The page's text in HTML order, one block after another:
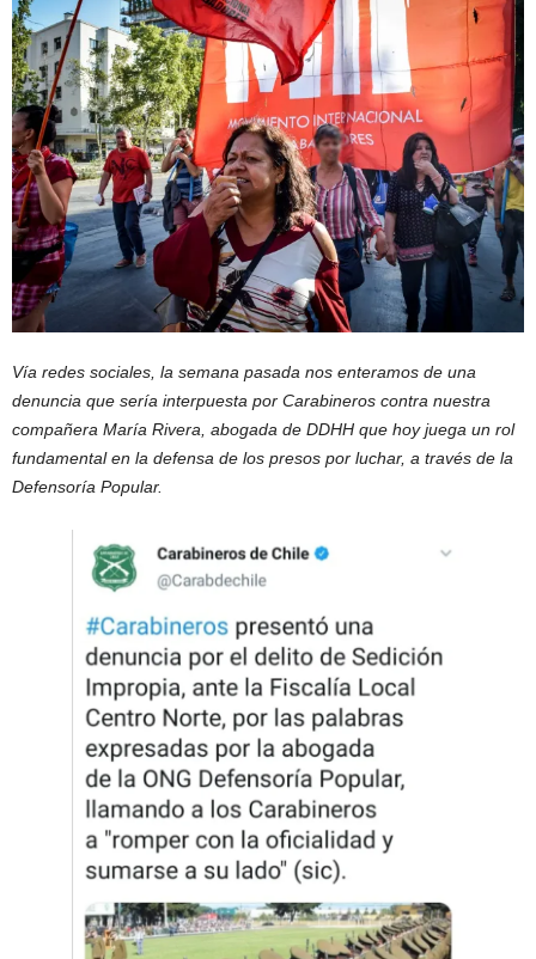
Vía redes sociales, la semana pasada nos enteramos de una
denuncia que sería interpuesta por Carabineros contra nuestra
compañera María Rivera, abogada de DDHH que hoy juega un rol
fundamental en la defensa de los presos por luchar, a través de la
Defensoría Popular.